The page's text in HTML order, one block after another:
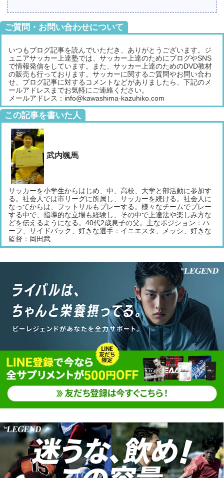
ご質問・お問い合わせについて
いつもブログ記事を読んでいただき、ありがとうございます。ジ
ュニアサッカー上達塾では、サッカー上達のためにブログやSNS
で情報発信をしています。また、サッカー上達のためのDVD教材
の販売も行っております。サッカーに関するご質問やお問い合わ
せ、ブログ記事に対するコメントなどがありましたら、下記のメ
ールアドレスまでお気軽にご連絡ください。
メールアドレス：info@kawashima-kazuhiko.com
この記事を書いた人
武内颯馬
サッカーを小学生からはじめ、中、高校、大学と部活動に参加す
る。社会人では市リーグに所属し、サッカーを続ける。社会人に
なってからは、フットサルもプレーする。様々なチームでプレー
する中で、指導的な立場も経験し、その中で上達法や楽しみ方な
どを伝えるようになる。40代2歳息子の父。主なポジション：ハ
ーフ、サイドバック、好きな選手：イニエスタ、メッシ、好きな
監督：岡田武